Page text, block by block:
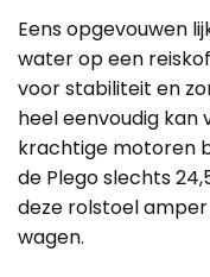
Eens opgevouwen
water op een
voor stabiliteit en
heel eenvoudig kan
krachtige motoren
de Plego slechts
deze rolstoel
wagen.